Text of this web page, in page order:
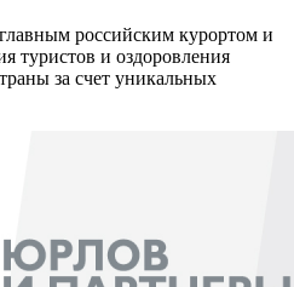
российским курортом и
туристов и оздоровления
за счет уникальных